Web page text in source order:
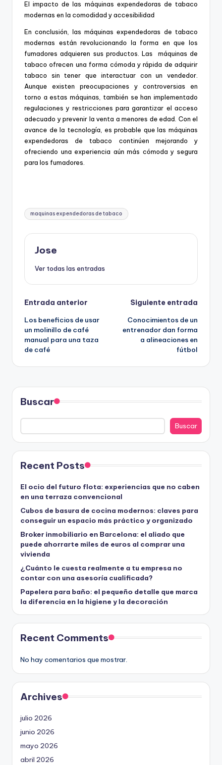
El impacto de las máquinas expendedoras de tabaco
modernas en la comodidad y accesibilidad
En conclusión, las máquinas expendedoras de tabaco
modernas están revolucionando la forma en que los
fumadores adquieren sus productos. Las máquinas de
tabaco ofrecen una forma cómoda y rápida de adquirir
tabaco sin tener que interactuar con un vendedor.
Aunque existen preocupaciones y controversias en
torno a estas máquinas, también se han implementado
regulaciones y restricciones para garantizar el acceso
adecuado y prevenir la venta a menores de edad. Con el
avance de la tecnología, es probable que las máquinas
expendedoras de tabaco continúen mejorando y
ofreciendo una experiencia aún más cómoda y segura
para los fumadores.
Etiquetas:
maquinas expendedoras de tabaco
Jose
Ver todas las entradas
Navegación
de
entradas
Entrada anterior
Los beneficios de usar
un molinillo de café
manual para una taza
de café
Siguiente entrada
Conocimientos de un
entrenador dan forma
a alineaciones en
fútbol
Buscar
Buscar
Recent Posts
El ocio del futuro flota: experiencias que no caben
en una terraza convencional
Cubos de basura de cocina modernos: claves para
conseguir un espacio más práctico y organizado
Broker inmobiliario en Barcelona: el aliado que
puede ahorrarte miles de euros al comprar una
vivienda
¿Cuánto le cuesta realmente a tu empresa no
contar con una asesoría cualificada?
Papelera para baño: el pequeño detalle que marca
la diferencia en la higiene y la decoración
Recent Comments
No hay comentarios que mostrar.
Archives
julio 2026
junio 2026
mayo 2026
abril 2026